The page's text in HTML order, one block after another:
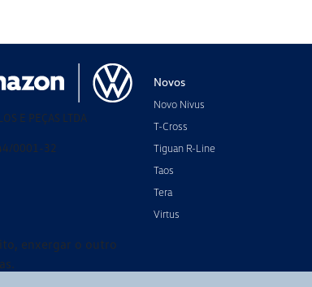
E PEÇAS LTDA
0001-32
enxergar o outro
Novos
Novo Nivus
T-Cross
Tiguan R-Line
Taos
Tera
Virtus